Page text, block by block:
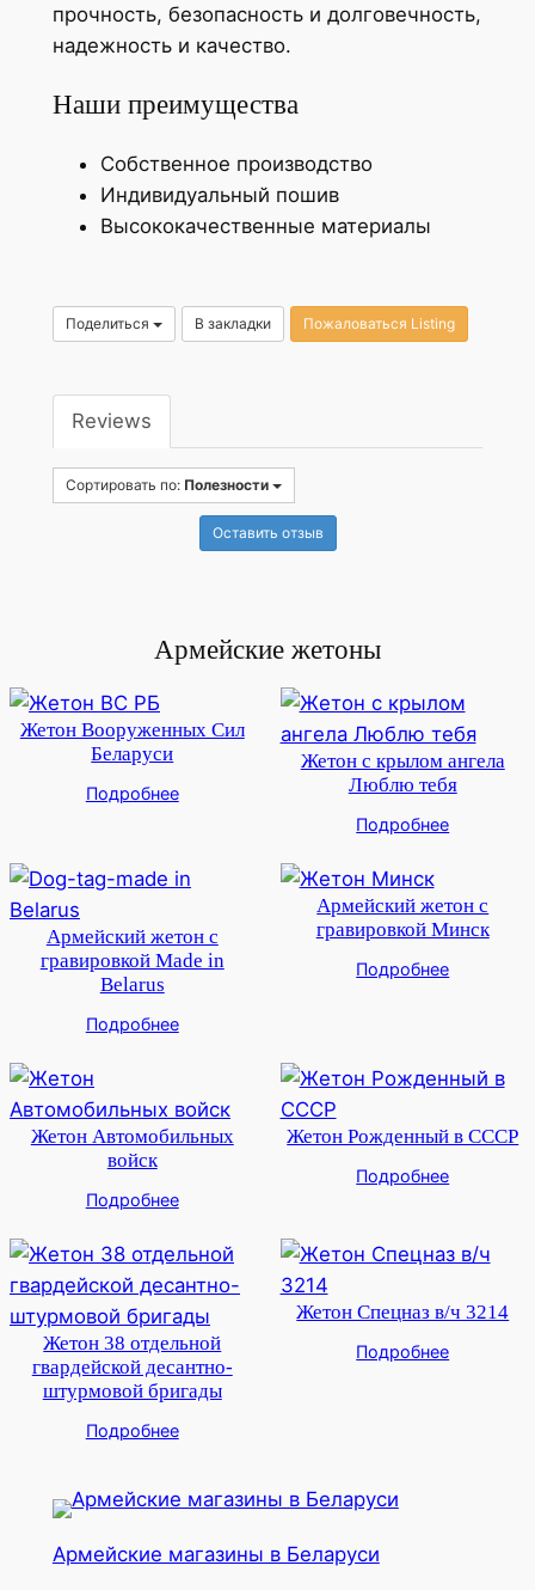
прочность, безопасность и долговечность,
надежность и качество.
Наши преимущества
Собственное производство
Индивидуальный пошив
Высококачественные материалы
Поделиться В закладки Пожаловаться Listing
Reviews
Сортировать по: Полезности
Оставить отзыв
Армейские жетоны
Жетон Вооруженных Сил
Беларуси
Подробнее
Жетон с крылом ангела
Люблю тебя
Подробнее
Армейский жетон с
гравировкой Made in
Belarus
Подробнее
Армейский жетон с
гравировкой Минск
Подробнее
Жетон Автомобильных
войск
Подробнее
Жетон Рожденный в СССР
Подробнее
Жетон 38 отдельной
гвардейской десантно-
штурмовой бригады
Подробнее
Жетон Спецназ в/ч 3214
Подробнее
Армейские магазины в Беларуси